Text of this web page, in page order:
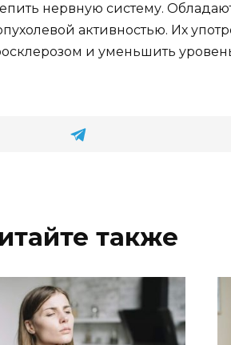
нервную систему.
активностью. Их
и уменьшить
также